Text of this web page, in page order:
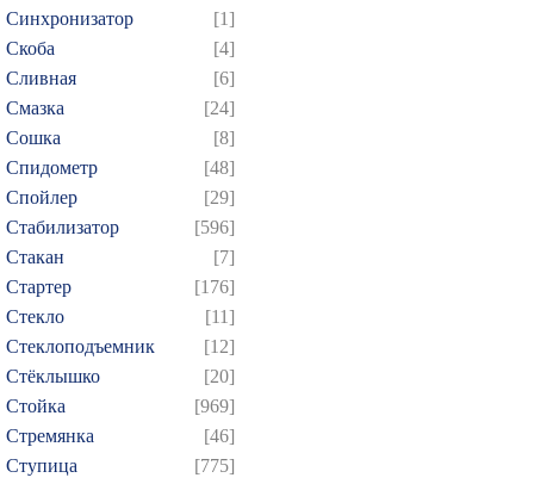
Синхронизатор
[1]
Скоба
[4]
Сливная
[6]
Смазка
[24]
Сошка
[8]
Спидометр
[48]
Спойлер
[29]
Стабилизатор
[596]
Стакан
[7]
Стартер
[176]
Стекло
[11]
Стеклоподъемник
[12]
Стёклышко
[20]
Стойка
[969]
Стремянка
[46]
Ступица
[775]